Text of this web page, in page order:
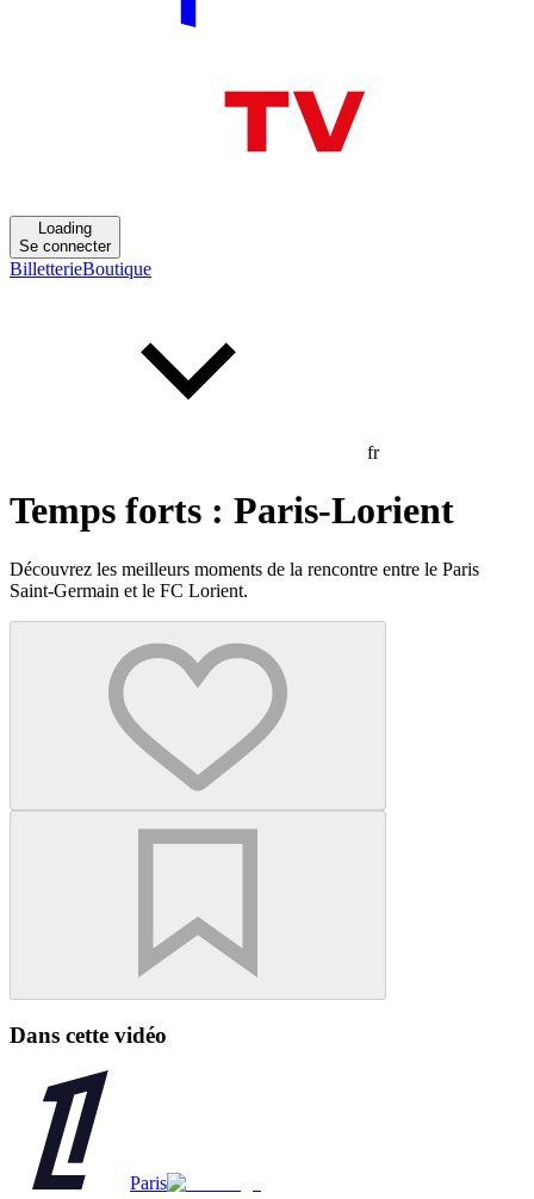
Loading
Se connecter
BilletterieBoutique
fr
Temps forts : Paris-Lorient
Découvrez les meilleurs moments de la rencontre entre le Paris
Saint-Germain et le FC Lorient.
Dans cette vidéo
Paris